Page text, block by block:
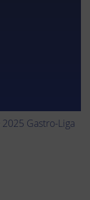
Gastro-Liga